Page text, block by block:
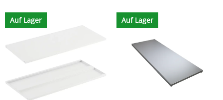
Auf Lager Auf Lager